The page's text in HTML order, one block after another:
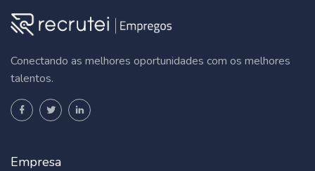
Conectando as melhores oportunidades com os melhores
talentos.
Empresa